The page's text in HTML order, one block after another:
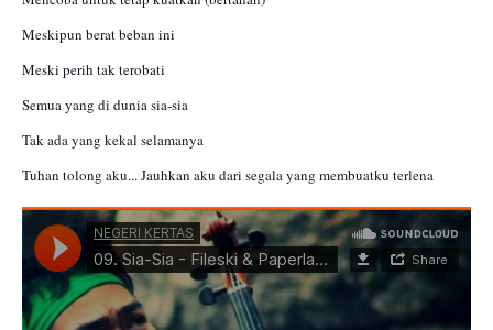
Meskipun berat beban ini
Meski perih tak terobati
Semua yang di dunia sia-sia
Tak ada yang kekal selamanya
Tuhan tolong aku... Jauhkan aku dari segala yang membuatku terlena